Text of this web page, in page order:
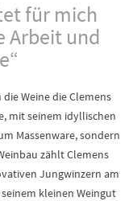
für mich
Arbeit und
Weine die Clemens
mit seinem idyllischen
Massenware, sondern
zählt Clemens
Jungwinzern am
kleinen Weingut